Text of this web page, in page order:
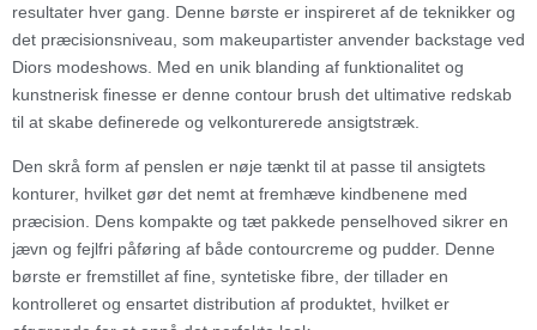
resultater hver gang. Denne børste er inspireret af de teknikker og
det præcisionsniveau, som makeupartister anvender backstage ved
Diors modeshows. Med en unik blanding af funktionalitet og
kunstnerisk finesse er denne contour brush det ultimative redskab
til at skabe definerede og velkonturerede ansigtstræk.
Den skrå form af penslen er nøje tænkt til at passe til ansigtets
konturer, hvilket gør det nemt at fremhæve kindbenene med
præcision. Dens kompakte og tæt pakkede penselhoved sikrer en
jævn og fejlfri påføring af både contourcreme og pudder. Denne
børste er fremstillet af fine, syntetiske fibre, der tillader en
kontrolleret og ensartet distribution af produktet, hvilket er